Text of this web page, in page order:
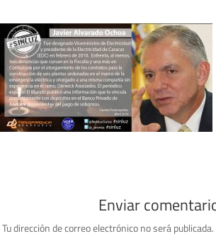
Enviar
Tu dirección de correo electrónico no será publicada.